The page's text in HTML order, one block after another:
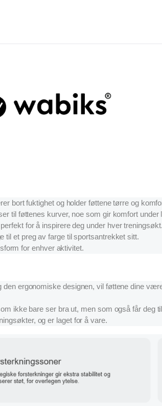
bort fuktighet og holder føttene tørre og
til føttenes kurver, noe som gir komfort under
for å inspirere deg under hver treningsøkt.
til et preg av farge til sportsantrekket sitt.
for enhver aktivitet.
ergonomiske designen, vil føttene dine
ikke bare ser bra ut, men som også får deg
og er laget for å vare.